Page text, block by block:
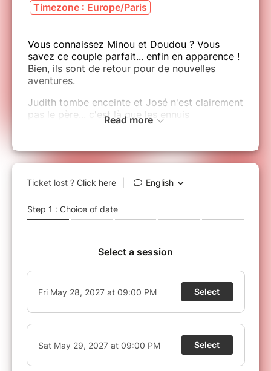
Timezone : Europe/Paris
Vous connaissez Minou et Doudou ? Vous
savez ce couple parfait... enfin en apparence !
Bien, ils sont de retour pour de nouvelles
aventures.
Judith tombe enceinte et José n'est clairement
pas le père... c'est là que les ennuis
(RE)commencent.
Mentir ? Avouer ? Fuir ? Non... elle a une autre
idée : éliminer le problème. Littéralement. Elle
non ? Sauf que José, curieusement, n'est pas
très coopératif. D'autant plus que le meurtre
tombe bien, car la Juju... elle est têtue.
Entre coups foireux, gaffes en série et
maladresses, la chasse à l'Homme est ouverte
! À partir de maintenant, entre eux, ça sera à la
vie à la mort! Ou plutôt... à la vie à l'amour !
VOUS N'AVEZ PAS RECU VOTRE BILLET ?
Read more